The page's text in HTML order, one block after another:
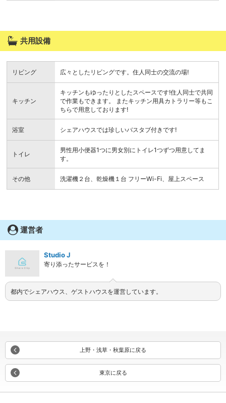
共用設備
リビング 広々としたリビングです。住人同士の交流の場!
キッチン
キッチンもゆったりとしたスペースです!住人同士で共同
で作業もできます。 またキッチン用具カトラリー等もこ
ちらで用意しております!
浴室 シェアハウスでは珍しいバスタブ付きです!
トイレ
男性用小便器1つに男女別にトイレ1つずつ用意してま
す。
その他 洗濯機２台、乾燥機１台 フリーWi-Fi、屋上スペース
運営者
Studio J
寄り添ったサービスを！
都内でシェアハウス、ゲストハウスを運営しています。
上野・浅草・秋葉原に戻る
東京に戻る